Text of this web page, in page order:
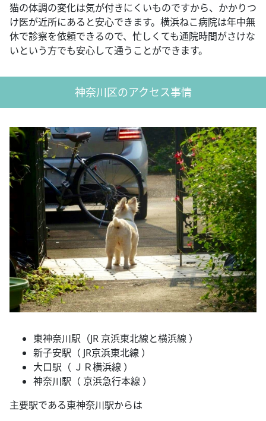
猫の体調の変化は気が付きにくいものですから、かかりつ
け医が近所にあると安心できます。横浜ねこ病院は年中無
休で診察を依頼できるので、忙しくても通院時間がさけな
いという方でも安心して通うことができます。
神奈川区のアクセス事情
東神奈川駅（JR 京浜東北線と横浜線 ）
新子安駅（ JR京浜東北線 ）
大口駅（ ＪＲ横浜線 ）
神奈川駅（ 京浜急行本線 ）
主要駅である東神奈川駅からは